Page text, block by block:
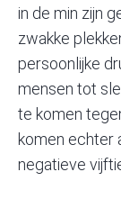
in de min zijn
zwakke
persoonlijke
mensen tot
te komen
komen echter
negatieve